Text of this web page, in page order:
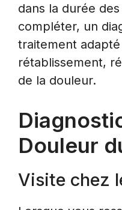
dans la durée
compléter, un
traitement
rétablissement,
de la douleur.
Douleur
Visite chez